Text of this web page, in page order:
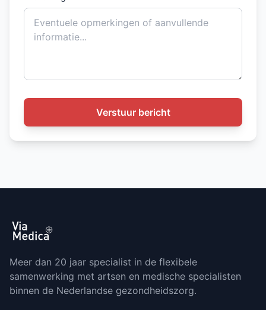
Verstuur bericht
Meer dan 20 jaar specialist in de flexibele
samenwerking met artsen en medische specialisten
binnen de Nederlandse gezondheidszorg.